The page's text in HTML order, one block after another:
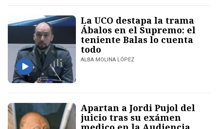
La UCO destapa la trama
Ábalos en el Supremo: el
teniente Balas lo cuenta
todo
ALBA MOLINA LÓPEZ
Apartan a Jordi Pujol del
juicio tras su exámen